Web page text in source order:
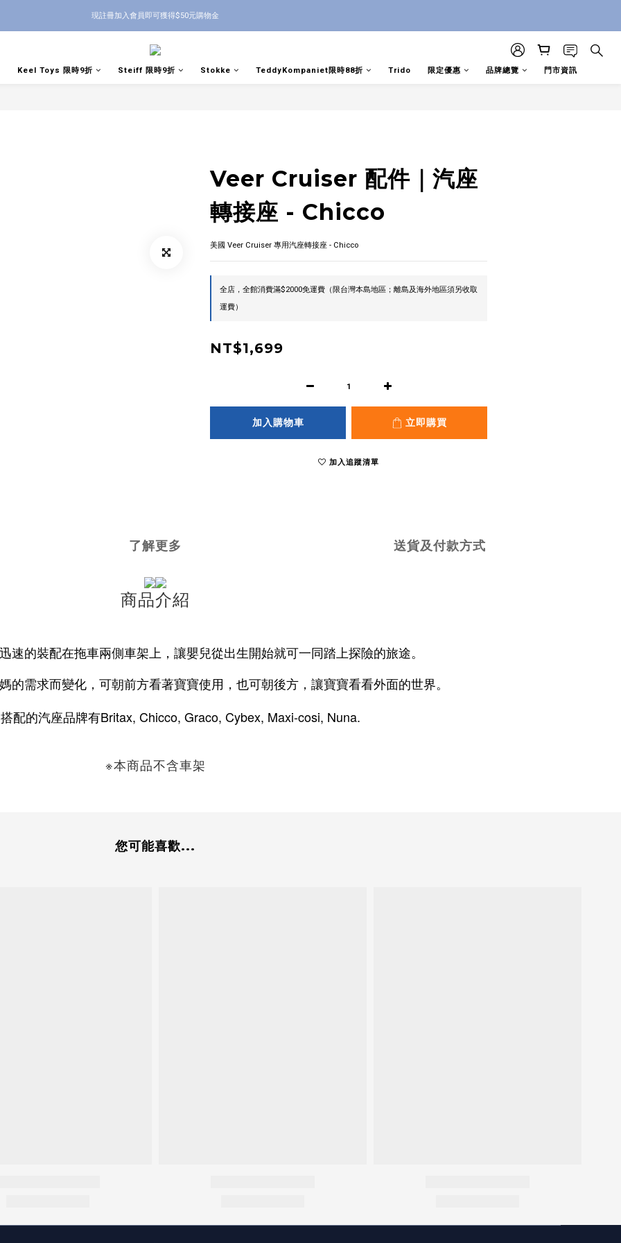
現註冊加入會員即可獲得$50元購物金
Keel Toys 限時9折 Steiff 限時9折 Stokke TeddyKompaniet限時88折 Trido 限定優惠 品牌總覽 門市資訊
Veer Cruiser 配件｜汽座
轉接座 - Chicco
美國 Veer Cruiser 專用汽座轉接座 - Chicco
全店，全館消費滿$2000免運費（限台灣本島地區；離島及海外地區須另收取
運費）
NT$1,699
加入購物車 立即購買
加入追蹤清單
了解更多 送貨及付款方式
商品介紹
速的裝配在拖車兩側車架上，讓嬰兒從出生開始就可一同踏上探險的旅途。
的需求而變化，可朝前方看著寶寶使用，也可朝後方，讓寶寶看看外面的世界。
配的汽座品牌有Britax, Chicco, Graco, Cybex, Maxi-cosi, Nuna.
※本商品不含車架
您可能喜歡...